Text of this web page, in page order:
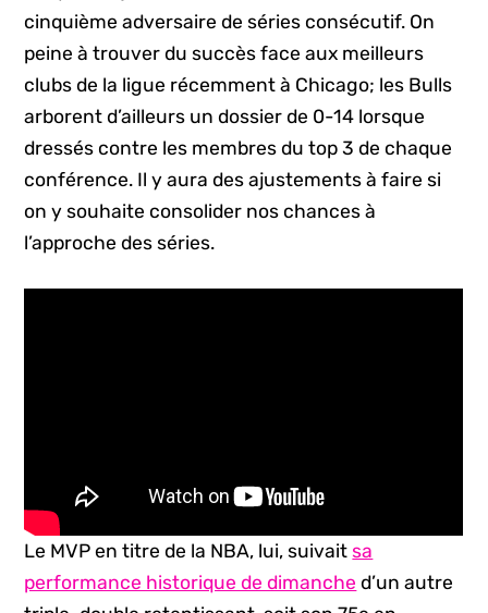
cinquième adversaire de séries consécutif. On
peine à trouver du succès face aux meilleurs
clubs de la ligue récemment à Chicago; les Bulls
arborent d’ailleurs un dossier de 0-14 lorsque
dressés contre les membres du top 3 de chaque
conférence. Il y aura des ajustements à faire si
on y souhaite consolider nos chances à
l’approche des séries.
Le MVP en titre de la NBA, lui, suivaitsa
performance historique de dimanche d’un autre